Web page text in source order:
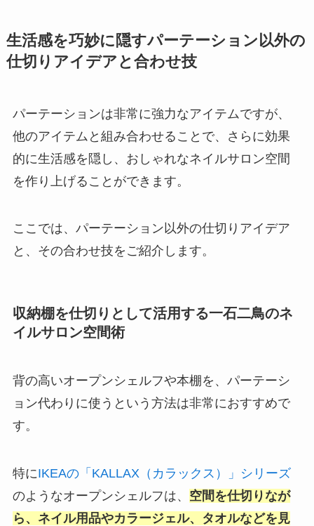
生活感を巧妙に隠すパーテーション以外の
仕切りアイデアと合わせ技
パーテーションは非常に強力なアイテムですが、
他のアイテムと組み合わせることで、さらに効果
的に生活感を隠し、おしゃれなネイルサロン空間
を作り上げることができます。
ここでは、パーテーション以外の仕切りアイデア
と、その合わせ技をご紹介します。
収納棚を仕切りとして活用する一石二鳥のネ
イルサロン空間術
背の高いオープンシェルフや本棚を、パーテーシ
ョン代わりに使うという方法は非常におすすめで
す。
特にIKEAの「KALLAX（カラックス）」シリーズ
のようなオープンシェルフは、 空間を仕切りなが
ら、ネイル用品やカラージェル、タオルなどを見